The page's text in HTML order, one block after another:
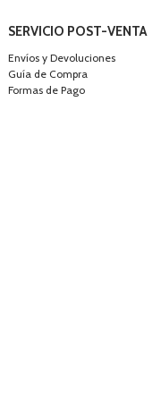
SERVICIO POST-VENTA
Envíos y Devoluciones
Guía de Compra
Formas de Pago